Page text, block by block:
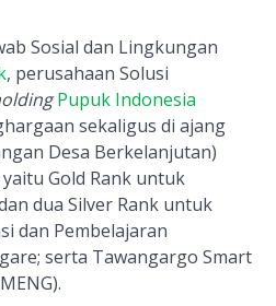
Sosial dan Lingkungan
, perusahaan Solusi
Pupuk Indonesia
sekaligus di ajang
Desa Berkelanjutan)
Gold Rank untuk
dua Silver Rank untuk
dan Pembelajaran
serta Tawangargo Smart